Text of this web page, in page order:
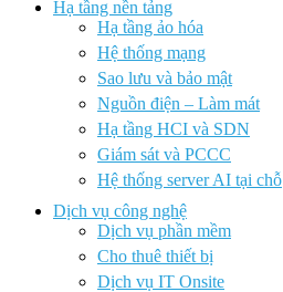
Hạ tầng nền tảng
Hạ tầng ảo hóa
Hệ thống mạng
Sao lưu và bảo mật
Nguồn điện – Làm mát
Hạ tầng HCI và SDN
Giám sát và PCCC
Hệ thống server AI tại chỗ
Dịch vụ công nghệ
Dịch vụ phần mềm
Cho thuê thiết bị
Dịch vụ IT Onsite